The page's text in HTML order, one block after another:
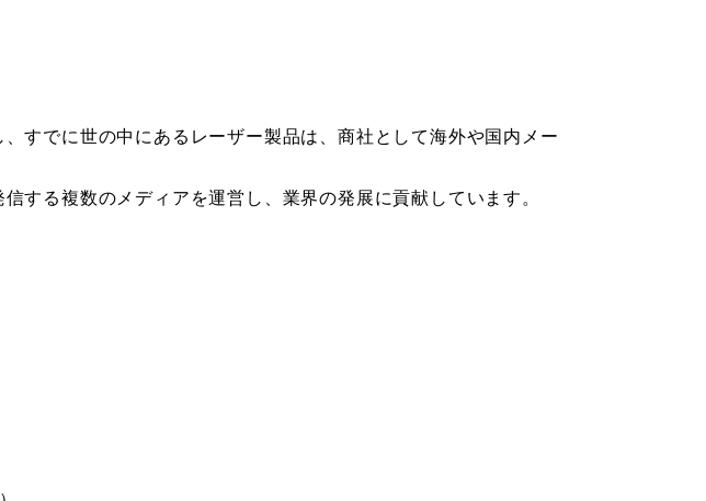
すでに世の中にあるレーザー製品は、商社として海外や国内メー
する複数のメディアを運営し、業界の発展に貢献しています。